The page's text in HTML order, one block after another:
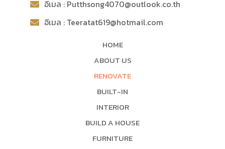
อีเมล : Putthsong4070@outlook.co.th
อีเมล : Teeratat619@hotmail.com
HOME
ABOUT US
RENOVATE
BUILT-IN
INTERIOR
BUILD A HOUSE
FURNITURE